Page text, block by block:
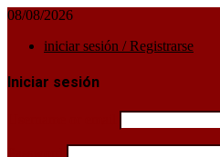
08/08/2026
iniciar sesión / Registrarse
Iniciar sesión